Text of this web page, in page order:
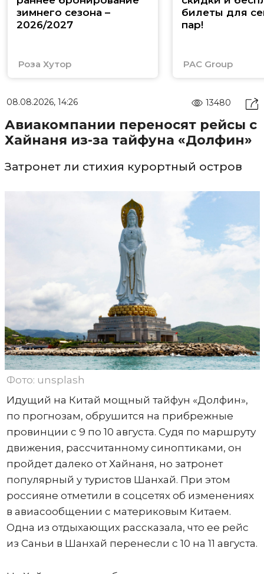
зимнего сезона –
2026/2027
Роза Хутор
билеты для
пар!
PAC Group
08.08.2026, 14:26 13480
Авиакомпании переносят рейсы с
Хайнаня из-за тайфуна «Долфин»
Затронет ли стихия курортный остров
Фото: unsplash
Идущий на Китай мощный тайфун «Долфин»,
по прогнозам, обрушится на прибрежные
провинции с 9 по 10 августа. Судя по маршруту
движения, рассчитанному синоптиками, он
пройдет далеко от Хайнаня, но затронет
популярный у туристов Шанхай. При этом
россияне отметили в соцсетях об изменениях
в авиасообщении с материковым Китаем.
Одна из отдыхающих рассказала, что ее рейс
из Саньи в Шанхай перенесли с 10 на 11 августа.